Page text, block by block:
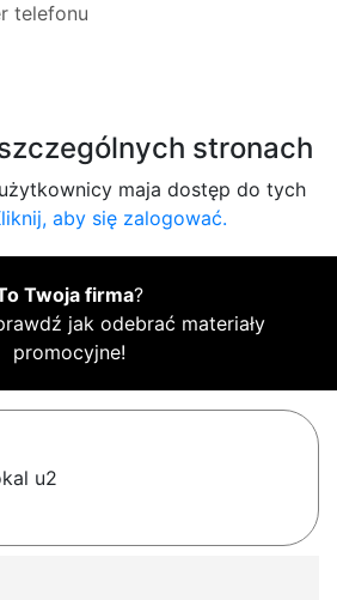
telefonu
stronach
maja dostęp do tych
aby się zalogować.
Twoja firma?
jak odebrać materiały
promocyjne!
u2